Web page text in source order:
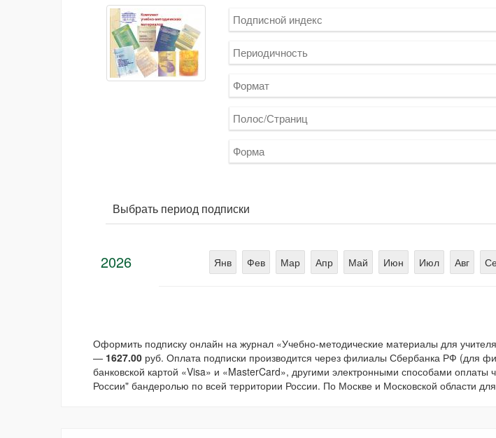
Подписной индекс
Периодичность
Формат
Полос/Страниц
Форма
Выбрать период подписки
2026 Янв Фев Мар Апр Май Июн Июл Авг
Оформить подписку онлайн на журнал «Учебно-методические материалы для
— 1627.00 руб. Оплата подписки производится через филиалы Сбербанка РФ (для
банковской картой «Visa» и «MasterCard», другими электронными способами оплаты
России" бандеролью по всей территории России. По Москве и Московской области